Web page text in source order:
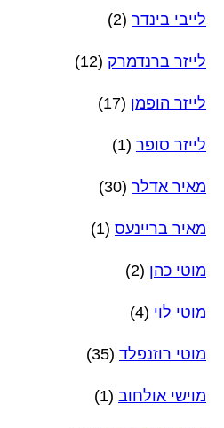
לייבי בינדר (2)
לייזר ברנדמרק (12)
לייזר הופמן (17)
לייזר סופר (1)
מאיר אדלר (30)
מאיר בריינעס (1)
מוטי כהן (2)
מוטי לוי (4)
מוטי רוזנפלד (35)
מוישי אולחוב (1)